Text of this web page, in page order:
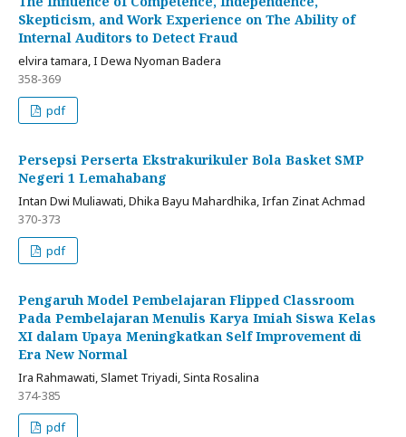
Skepticism, and Work Experience on The Ability of
Internal Auditors to Detect Fraud
elvira tamara, I Dewa Nyoman Badera
358-369
pdf
Persepsi Perserta Ekstrakurikuler Bola Basket SMP
Negeri 1 Lemahabang
Intan Dwi Muliawati, Dhika Bayu Mahardhika, Irfan Zinat Achmad
370-373
pdf
Pengaruh Model Pembelajaran Flipped Classroom
Pada Pembelajaran Menulis Karya Imiah Siswa Kelas
XI dalam Upaya Meningkatkan Self Improvement di
Era New Normal
Ira Rahmawati, Slamet Triyadi, Sinta Rosalina
374-385
pdf